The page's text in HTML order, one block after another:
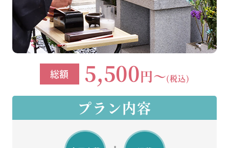
総額 5,500円～(税込)
プラン内容